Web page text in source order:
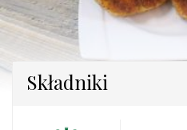
Składniki